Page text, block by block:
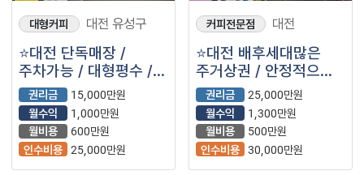
대형커피 대전 유성구
⭐대전 단독매장 /
주차가능 / 대형평수 /
자리잡혀 운영중인 ＂
투썸플레이스＂⭐
권리금
15,000만원
월수익
1,000만원
월비용
600만원
인수비용 25,000만원
커피전문점 대전
⭐대전 배후세대많은
주거상권 / 안정적으로
자리잡혀 매출
발생하고있는 ＂
투썸플레이스＂ 입니다.
⭐
권리금
25,000만원
월수익
1,300만원
월비용
500만원
인수비용 30,000만원